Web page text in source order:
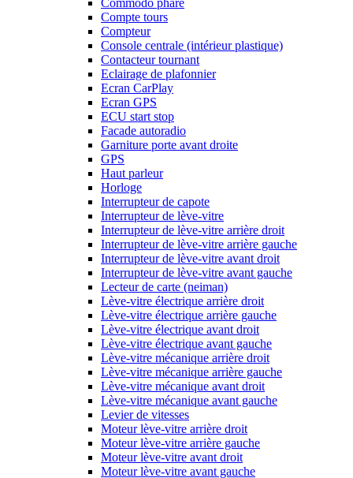
Commodo phare
Compte tours
Compteur
Console centrale (intérieur plastique)
Contacteur tournant
Eclairage de plafonnier
Ecran CarPlay
Ecran GPS
ECU start stop
Facade autoradio
Garniture porte avant droite
GPS
Haut parleur
Horloge
Interrupteur de capote
Interrupteur de lève-vitre
Interrupteur de lève-vitre arrière droit
Interrupteur de lève-vitre arrière gauche
Interrupteur de lève-vitre avant droit
Interrupteur de lève-vitre avant gauche
Lecteur de carte (neiman)
Lève-vitre électrique arrière droit
Lève-vitre électrique arrière gauche
Lève-vitre électrique avant droit
Lève-vitre électrique avant gauche
Lève-vitre mécanique arrière droit
Lève-vitre mécanique arrière gauche
Lève-vitre mécanique avant droit
Lève-vitre mécanique avant gauche
Levier de vitesses
Moteur lève-vitre arrière droit
Moteur lève-vitre arrière gauche
Moteur lève-vitre avant droit
Moteur lève-vitre avant gauche